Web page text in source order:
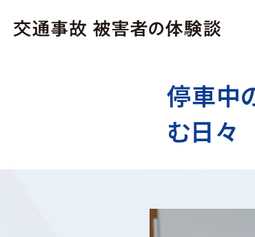
停車中
む日々